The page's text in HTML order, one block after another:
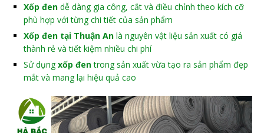
Xốp đen dễ dàng gia công, cắt và điều chỉnh theo kích cỡ
phù hợp với từng chi tiết của sản phẩm
Xốp đen tại Thuận An là nguyên vật liệu sản xuất có giá
thành rẻ và tiết kiệm nhiều chi phí
Sử dụngxốp đentrong sản xuất vừa tạo ra sản phẩm đẹp
mắt và mang lại hiệu quả cao